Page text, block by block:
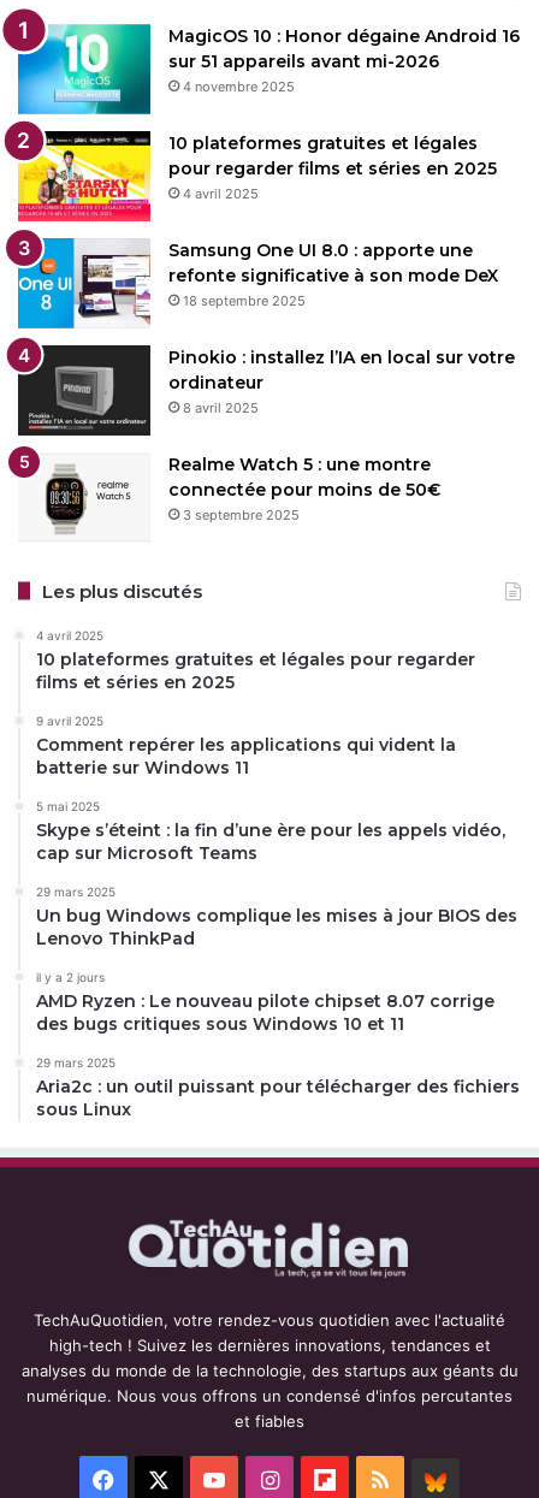
MagicOS 10 : Honor dégaine Android 16
sur 51 appareils avant mi-2026
4 novembre 2025
10 plateformes gratuites et légales
pour regarder films et séries en 2025
4 avril 2025
Samsung One UI 8.0 : apporte une
refonte significative à son mode DeX
18 septembre 2025
Pinokio : installez l’IA en local sur votre
ordinateur
8 avril 2025
Realme Watch 5 : une montre
connectée pour moins de 50€
3 septembre 2025
Les plus discutés
4 avril 2025
10 plateformes gratuites et légales pour regarder
films et séries en 2025
9 avril 2025
Comment repérer les applications qui vident la
batterie sur Windows 11
5 mai 2025
Skype s’éteint : la fin d’une ère pour les appels vidéo,
cap sur Microsoft Teams
29 mars 2025
Un bug Windows complique les mises à jour BIOS des
Lenovo ThinkPad
il y a 2 jours
AMD Ryzen : Le nouveau pilote chipset 8.07 corrige
des bugs critiques sous Windows 10 et 11
29 mars 2025
Aria2c : un outil puissant pour télécharger des fichiers
sous Linux
TechAuQuotidien, votre rendez-vous quotidien avec l'actualité
high-tech ! Suivez les dernières innovations, tendances et
analyses du monde de la technologie, des startups aux géants du
numérique. Nous vous offrons un condensé d'infos percutantes
et fiables
Facebook YouTubeInstagramFlipboard
RSS